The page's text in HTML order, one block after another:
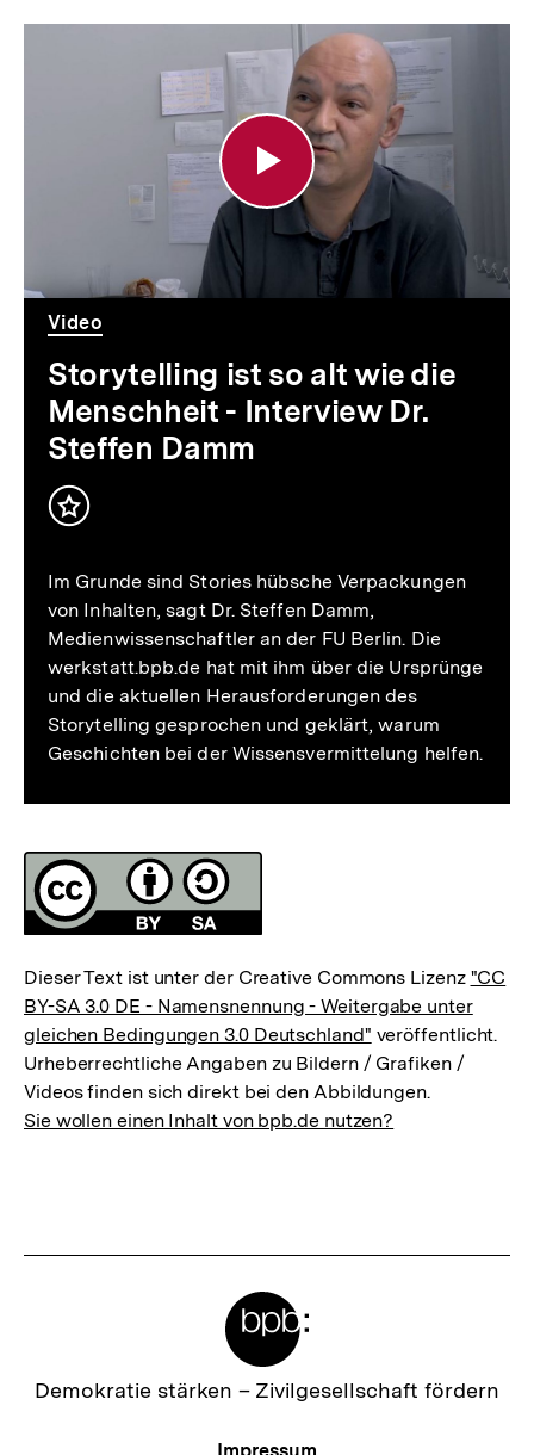
Storytelling
die
Menschheit
Interview
Dr.
Steffen
Video
Storytelling ist so alt wie die
Menschheit - Interview Dr.
Steffen Damm
Inhalt
Im Grunde sind Stories hübsche Verpackungen
von Inhalten, sagt Dr. Steffen Damm,
Medienwissenschaftler an der FU Berlin. Die
werkstatt.bpb.de hat mit ihm über die Ursprünge
und die aktuellen Herausforderungen des
Storytelling gesprochen und geklärt, warum
Geschichten bei der Wissensvermittelung helfen.
Fussnoten
Lizenz
Dieser Text ist unter der Creative Commons Lizenz "CC
BY-SA 3.0 DE - Namensnennung - Weitergabe unter
gleichen Bedingungen 3.0 Deutschland" veröffentlicht.
Urheberrechtliche Angaben zu Bildern / Grafiken /
Videos finden sich direkt bei den Abbildungen.
Sie wollen einen Inhalt von bpb.de nutzen?
Zur
Demokratie stärken – Zivilgesellschaft fördern
Meta-